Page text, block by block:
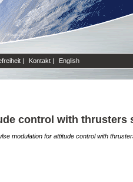
| Kontakt | English
control with
modulation for attitude control with